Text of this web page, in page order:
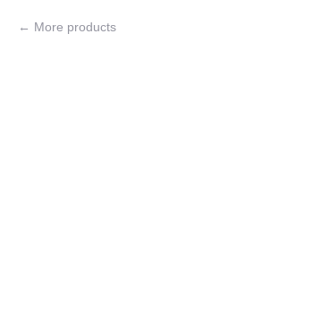
More products